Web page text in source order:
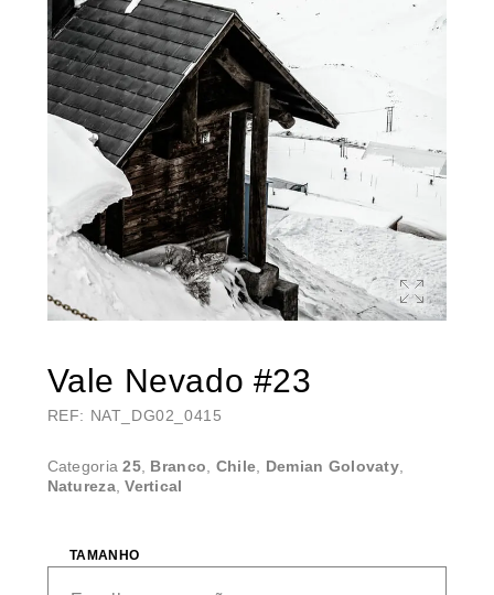
Vale Nevado #23
REF: NAT_DG02_0415
Categoria25, Branco, Chile, Demian Golovaty,
Natureza,Vertical
TAMANHO